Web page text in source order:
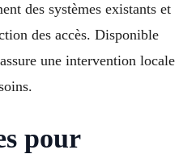
des systèmes existants et
des accès. Disponible
une intervention locale
pour